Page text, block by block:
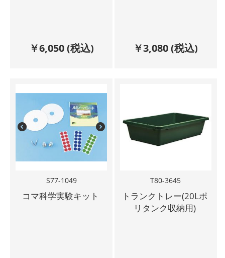
￥6,050(税込) ￥3,080(税込)
S77-1049
コマ科学実験キット
T80-3645
トランクトレー(20Lポ
リタンク収納用)